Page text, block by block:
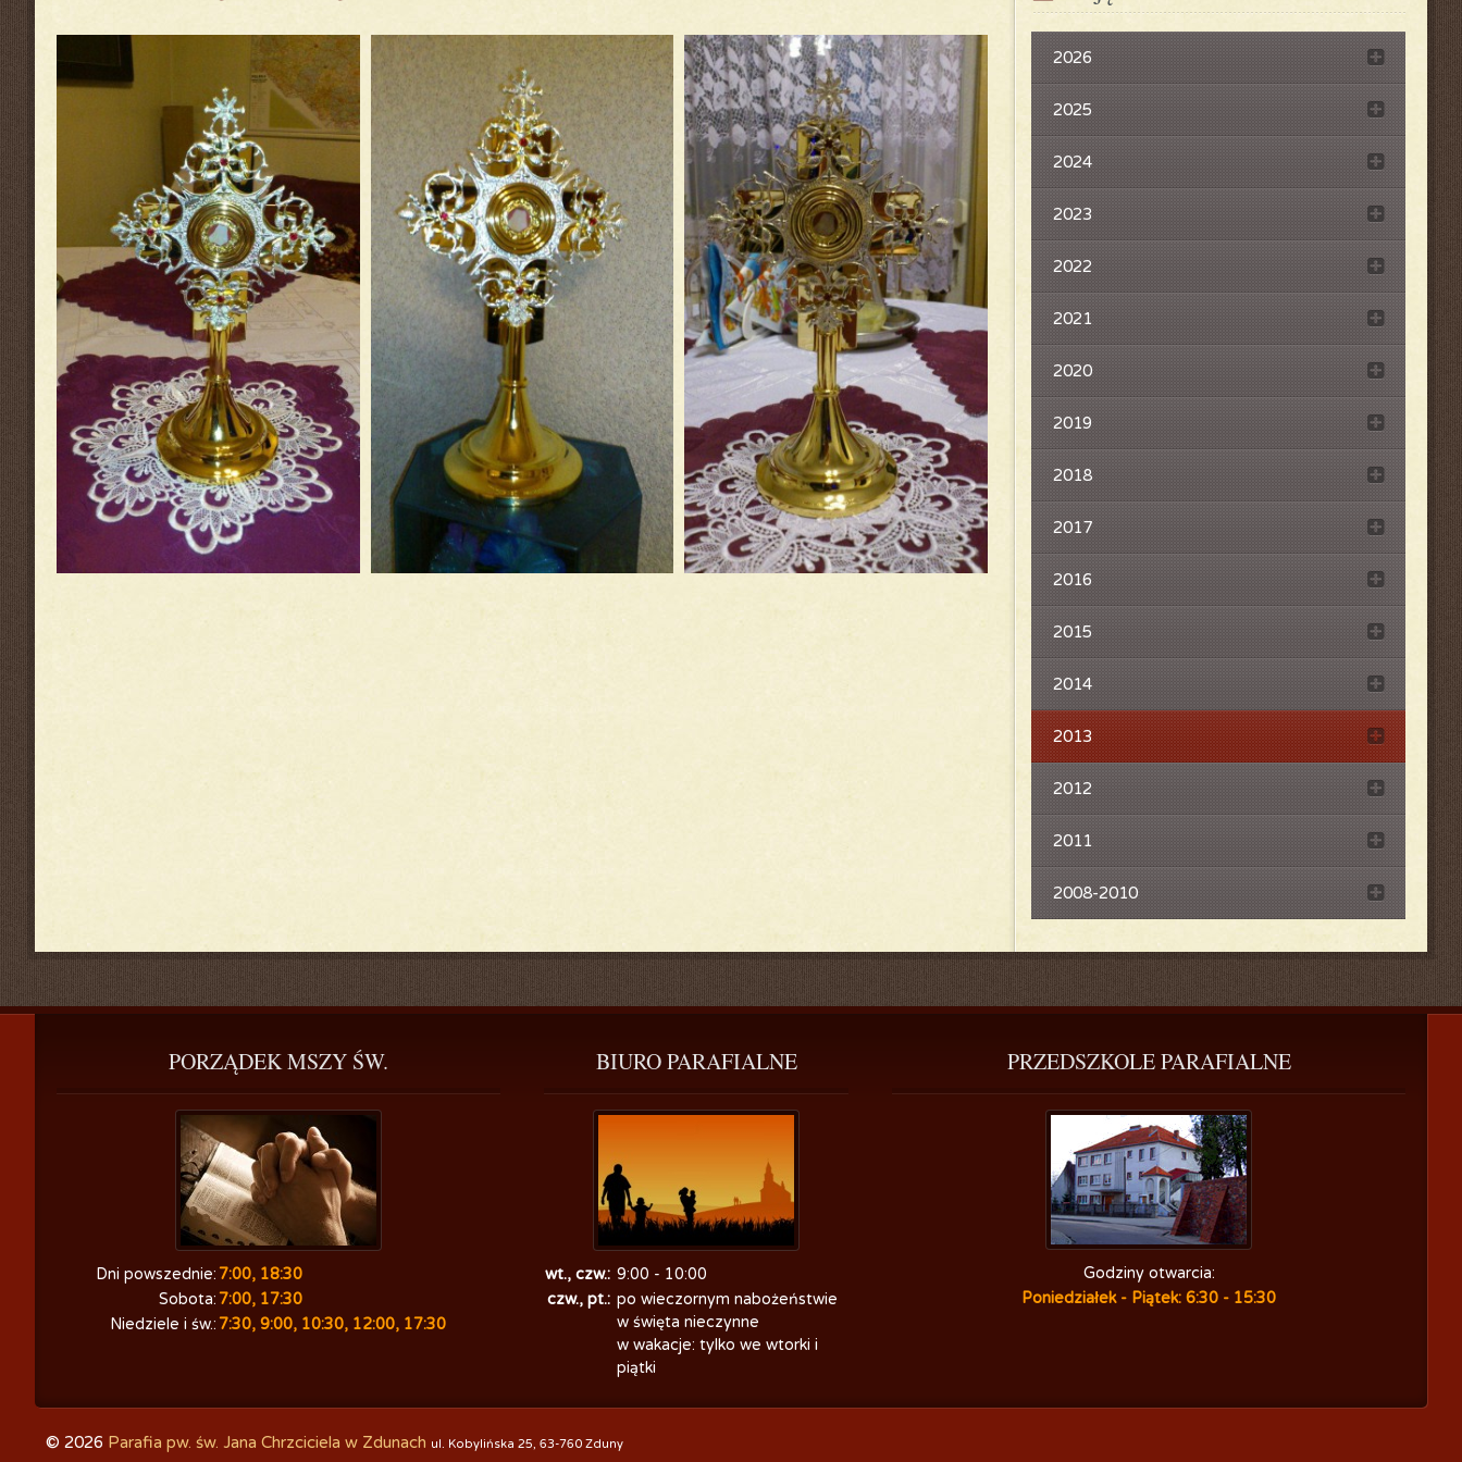
Różne modlitwy
2026
2025
2024
2023
2022
2021
2020
2019
2018
2017
2016
2015
2014
2013
2012
2011
2008-2010
PORZĄDEK MSZY ŚW.
Dni powszednie:7:00, 18:30
Sobota:7:00, 17:30
Niedziele i św.:7:30, 9:00, 10:30, 12:00, 17:30
BIURO PARAFIALNE
wt., czw.: 9:00 - 10:00
czw., pt.: po wieczornym nabożeństwie
w święta nieczynne
w wakacje: tylko we wtorki i
piątki
PRZEDSZKOLE PARAFIALNE
Godziny otwarcia:
Poniedziałek - Piątek: 6:30 - 15:30
© 2026 Parafia pw. św. Jana Chrzciciela w Zdunach ul. Kobylińska 25, 63-760 Zduny